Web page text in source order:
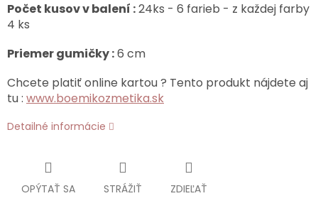
Počet kusov v balení :24ks - 6 farieb - z každej farby
4 ks
Priemer gumičky :6 cm
Chcete platiť online kartou ? Tento produkt nájdete aj
tu : www.boemikozmetika.sk
Detailné informácie
OPÝTAŤ SA STRÁŽIŤ ZDIEĽAŤ